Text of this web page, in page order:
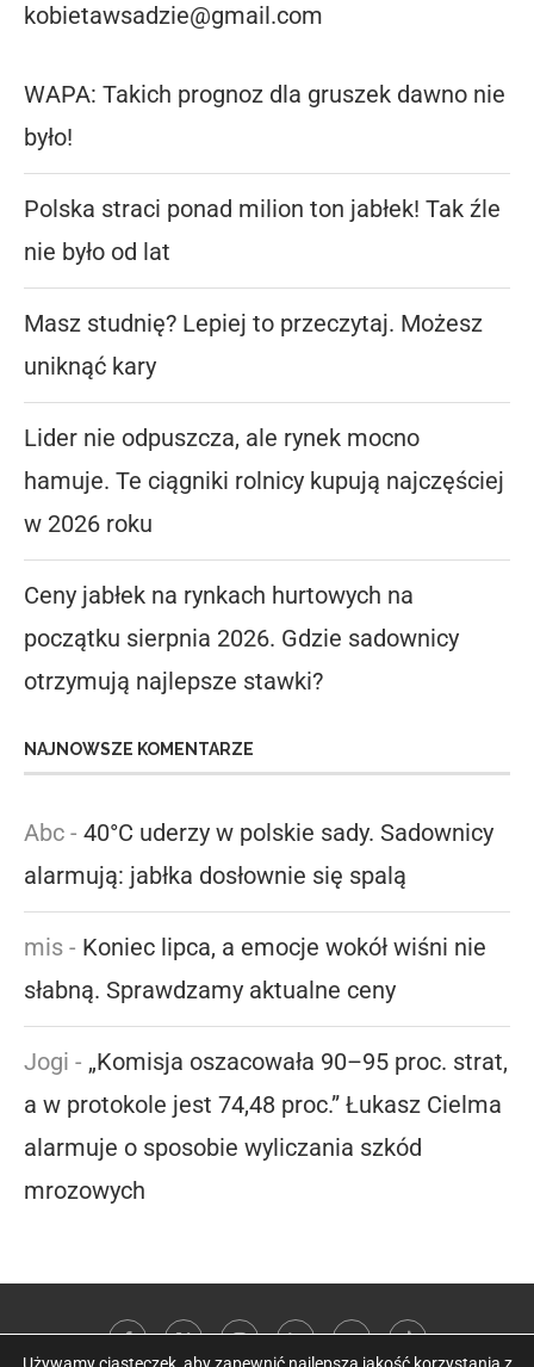
kobietawsadzie@gmail.com
WAPA: Takich prognoz dla gruszek dawno nie
było!
Polska straci ponad milion ton jabłek! Tak źle
nie było od lat
Masz studnię? Lepiej to przeczytaj. Możesz
uniknąć kary
Lider nie odpuszcza, ale rynek mocno
hamuje. Te ciągniki rolnicy kupują najczęściej
w 2026 roku
Ceny jabłek na rynkach hurtowych na
początku sierpnia 2026. Gdzie sadownicy
otrzymują najlepsze stawki?
NAJNOWSZE KOMENTARZE
Abc - 40°C uderzy w polskie sady. Sadownicy
alarmują: jabłka dosłownie się spalą
mis - Koniec lipca, a emocje wokół wiśni nie
słabną. Sprawdzamy aktualne ceny
Jogi - „Komisja oszacowała 90–95 proc. strat,
a w protokole jest 74,48 proc.” Łukasz Cielma
alarmuje o sposobie wyliczania szkód
mrozowych